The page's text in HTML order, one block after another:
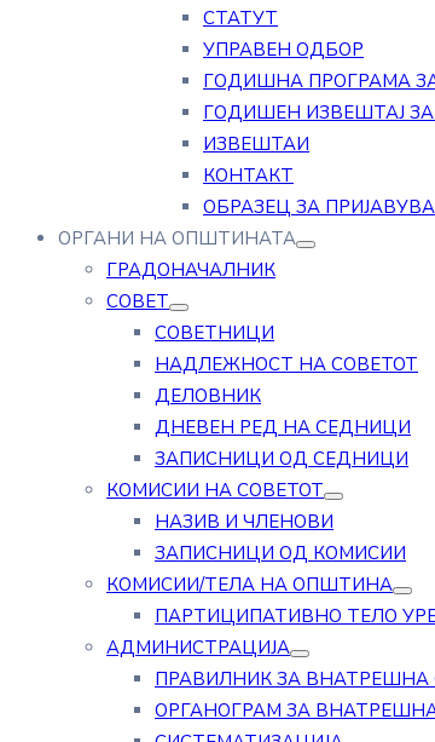
СТАТУТ
УПРАВЕН ОДБОР
ГОДИШНА ПРОГРАМА
ГОДИШЕН ИЗВЕШТАЈ
ИЗВЕШТАИ
КОНТАКТ
ОБРАЗЕЦ ЗА
ОРГАНИ НА ОПШТИНАТА
ГРАДОНАЧАЛНИК
СОВЕТ
СОВЕТНИЦИ
НАДЛЕЖНОСТ НА СОВЕТОТ
ДЕЛОВНИК
ДНЕВЕН РЕД НА СЕДНИЦИ
ЗАПИСНИЦИ ОД СЕДНИЦИ
КОМИСИИ НА СОВЕТОТ
НАЗИВ И ЧЛЕНОВИ
ЗАПИСНИЦИ ОД КОМИСИИ
КОМИСИИ/ТЕЛА НА ОПШТИНА
ПАРТИЦИПАТИВНО ТЕЛО
АДМИНИСТРАЦИЈА
ПРАВИЛНИК ЗА ВНАТРЕШНА
ОРГАНОГРАМ ЗА